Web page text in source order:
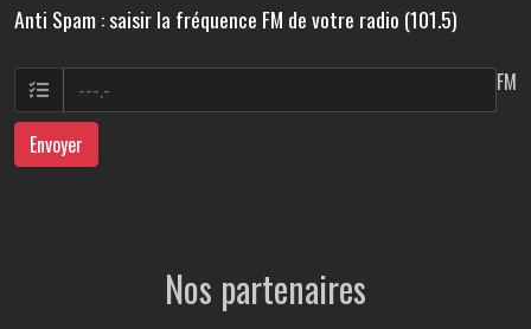
Anti Spam : saisir la fréquence FM de votre radio (101.5)
FM
Envoyer
Nos partenaires